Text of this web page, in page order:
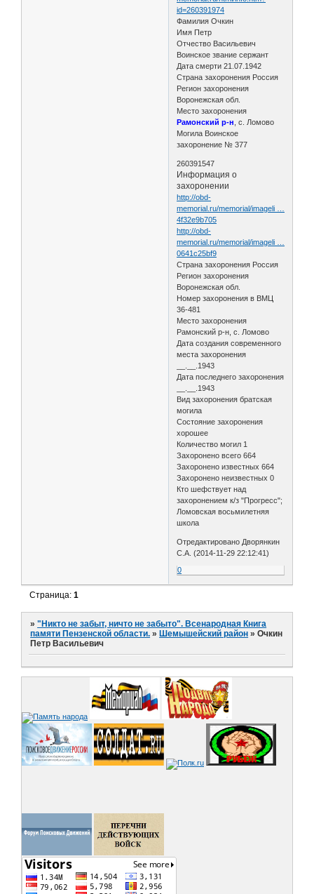
id=260391974
Фамилия Очкин
Имя Петр
Отчество Васильевич
Воинское звание сержант
Дата смерти 21.07.1942
Страна захоронения Россия
Регион захоронения
Воронежская обл.
Место захоронения
Рамонский р-н , с. Ломово
Могила Воинское
захоронение № 377
260391547
Информация о
захоронении
http://obd-
memorial.ru/memorial/imageli …
4f32e9b705
http://obd-
memorial.ru/memorial/imageli …
0641c25bf9
Страна захоронения Россия
Регион захоронения
Воронежская обл.
Номер захоронения в ВМЦ
36-481
Место захоронения
Рамонский р-н, с. Ломово
Дата создания современного
места захоронения
__.__.1943
Дата последнего захоронения
__.__.1943
Вид захоронения братская
могила
Состояние захоронения
хорошее
Количество могил 1
Захоронено всего 664
Захоронено известных 664
Захоронено неизвестных 0
Кто шефствует над
захоронением к/з "Прогресс";
Ломовская восьмилетняя
школа
Отредактировано Дворянкин
С.А. (2014-11-29 22:12:41)
0
Страница:1
»"Никто не забыт, ничто не забыто". Всенародная Книга
памяти Пензенской области. » Шемышейский район »Очкин
Петр Васильевич